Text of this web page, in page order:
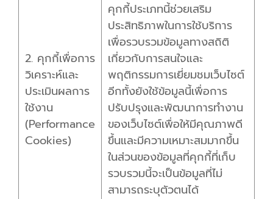
2. คุกกี้เพื่อการ
วิเคราะห์และ
ประเมินผลการ
ใช้งาน
(Performance
Cookies)
คุกกี้ประเภทนี้ช่วยเสริม
ประสิทธิภาพในการใช้บริการ
เพื่อรวบรวมข้อมูลทางสถิติ
เกี่ยวกับการสนใจและ
พฤติกรรมการเยี่ยมชมเว็บไซต์
อีกทั้งยังใช้ข้อมูลนี้เพื่อการ
ปรับปรุงและพัฒนาการทำงาน
ของเว็บไซต์เพื่อให้มีคุณภาพดี
ขึ้นและมีความเหมาะสมมากขึ้น
ในส่วนของข้อมูลที่คุกกี้ที่เก็บ
รวบรวมนี้จะเป็นข้อมูลที่ไม่
สามารถระบุตัวตนได้